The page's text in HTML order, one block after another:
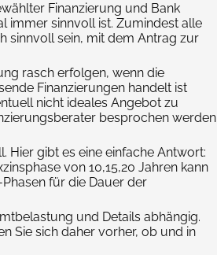
Finanzierung und Bank
immer sinnvoll ist. Zumindest alle
sinnvoll sein, mit dem Antrag zur
rasch erfolgen, wenn die
Finanzierungen handelt ist
nicht ideales Angebot zu
besprochen werden
Hier gibt es eine einfache Antwort:
von 10,15,20 Jahren kann
für die Dauer der
und Details abhängig.
Sie sich daher vorher, ob und in